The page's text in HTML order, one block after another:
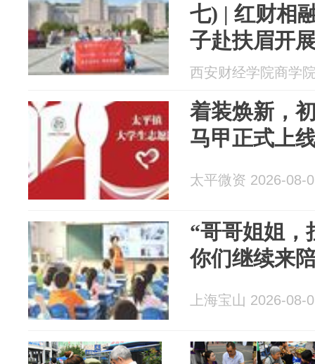
七) | 红财相
子赴扶眉开
[扶眉青年红
西安财经学院商学
着装焕新，
马甲正式上
太平微资 2026-08-
“哥哥姐姐，
你们继续来
上海宝山 2026-08-